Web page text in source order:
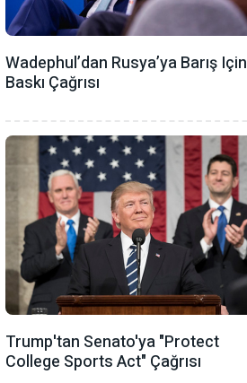
Wadephul’dan Rusya’ya Barış Için
Baskı Çağrısı
Trump'tan Senato'ya "Protect
College Sports Act" Çağrısı